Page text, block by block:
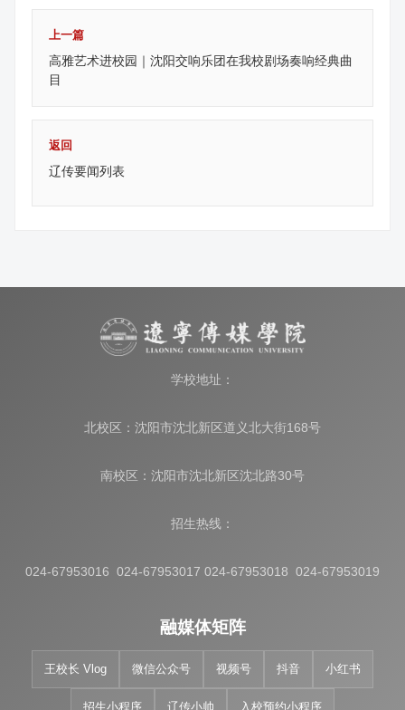
上一篇
高雅艺术进校园｜沈阳交响乐团在我校剧场奏响经典曲
目
返回
辽传要闻列表
学校地址：
北校区：沈阳市沈北新区道义北大街168号
南校区：沈阳市沈北新区沈北路30号
招生热线：
024-67953016 024-67953017 024-67953018 024-67953019
融媒体矩阵
王校长 Vlog 微信公众号 视频号 抖音 小红书
招生小程序 辽传小帅 入校预约小程序